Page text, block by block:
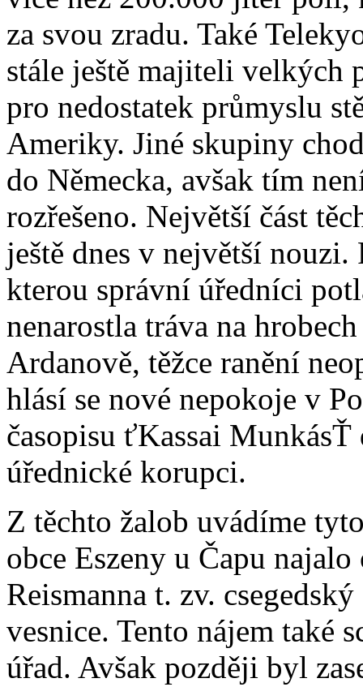
za svou zradu. Také
stále ještě majiteli velkých
pro nedostatek průmyslu
Ameriky. Jiné skupiny
do Německa, avšak tím
rozřešeno. Největší část
ještě dnes v největší nouzi.
kterou správní úředníci
nenarostla tráva na
Ardanově, těžce ranění
hlásí se nové nepokoje v
časopisu ťKassai
úřednické korupci.
Z těchto žalob uvádíme
obce Eszeny u Čapu
Reismanna t. zv.
vesnice. Tento nájem také
úřad. Avšak později byl